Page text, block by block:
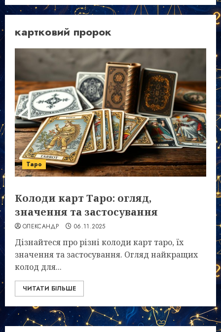
картковий пророк
Таро
Колоди карт Таро: огляд,
значення та застосування
ОЛЕКСАНДР 06.11.2025
Дізнайтеся про різні колоди карт таро, їх
значення та застосування. Огляд найкращих
колод для...
ЧИТАТИ БІЛЬШЕ